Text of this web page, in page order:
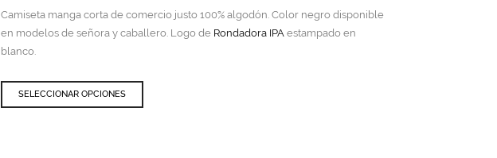
Camiseta manga corta de comercio justo 100% algodón. Color negro disponible
en modelos de señora y caballero. Logo de Rondadora IPAestampado en
blanco.
SELECCIONAR OPCIONES